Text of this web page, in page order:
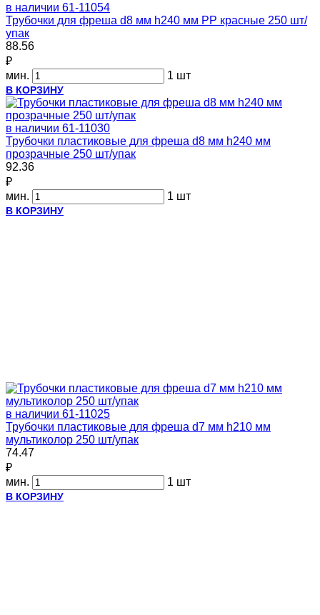
в наличии 61-11054
Трубочки для фреша d8 мм h240 мм PP красные 250 шт/
упак
88.56
₽
мин.
1 шт
В КОРЗИНУ
в наличии 61-11030
Трубочки пластиковые для фреша d8 мм h240 мм
прозрачные 250 шт/упак
92.36
₽
мин.
1 шт
В КОРЗИНУ
в наличии 61-11025
Трубочки пластиковые для фреша d7 мм h210 мм
мультиколор 250 шт/упак
74.47
₽
мин.
1 шт
В КОРЗИНУ